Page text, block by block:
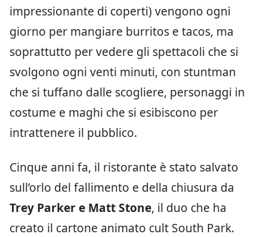
impressionante di coperti) vengono ogni
giorno per mangiare burritos e tacos, ma
soprattutto per vedere gli spettacoli che si
svolgono ogni venti minuti, con stuntman
che si tuffano dalle scogliere, personaggi in
costume e maghi che si esibiscono per
intrattenere il pubblico.
Cinque anni fa, il ristorante è stato salvato
sull’orlo del fallimento e della chiusura da
Trey Parker e Matt Stone, il duo che ha
creato il cartone animato cult South Park.